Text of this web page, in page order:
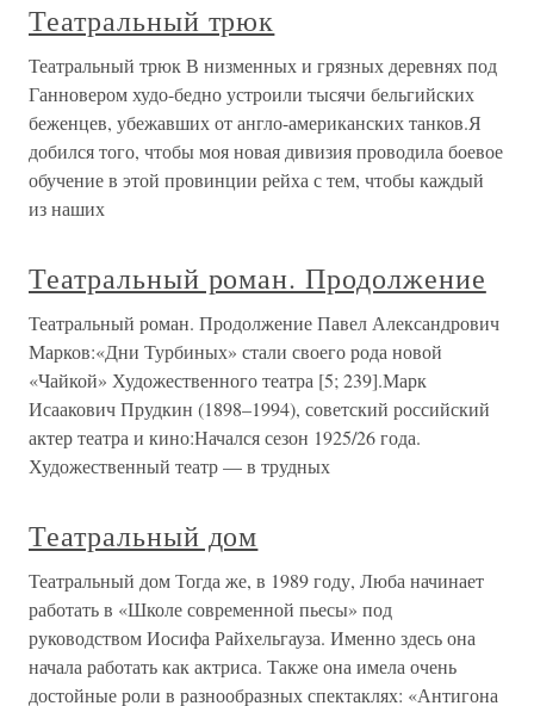
Театральный трюк
Театральный трюк В низменных и грязных деревнях под
Ганновером худо-бедно устроили тысячи бельгийских
беженцев, убежавших от англо-американских танков.Я
добился того, чтобы моя новая дивизия проводила боевое
обучение в этой провинции рейха с тем, чтобы каждый
из наших
Театральный роман. Продолжение
Театральный роман. Продолжение Павел Александрович
Марков:«Дни Турбиных» стали своего рода новой
«Чайкой» Художественного театра [5; 239].Марк
Исаакович Прудкин (1898–1994), советский российский
актер театра и кино:Начался сезон 1925/26 года.
Художественный театр — в трудных
Театральный дом
Театральный дом Тогда же, в 1989 году, Люба начинает
работать в «Школе современной пьесы» под
руководством Иосифа Райхельгауза. Именно здесь она
начала работать как актриса. Также она имела очень
достойные роли в разнообразных спектаклях: «Антигона